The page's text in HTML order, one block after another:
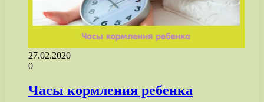
27.02.2020
0
Часы кормления ребенка